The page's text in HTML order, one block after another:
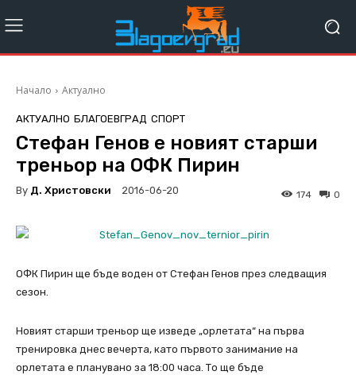
Начало Актуално
АКТУАЛНО БЛАГОЕВГРАД СПОРТ
Стефан Генов е новият старши
треньор на ОФК Пирин
By Д. Христовски 2016-06-20 0
174
ОФК Пирин ще бъде воден от Стефан Генов през следващия
сезон.
Новият старши треньор ще изведе „орлетата“ на първа
тренировка днес вечерта, като първото занимание на
орлетата е планувано за 18:00 часа. То ще бъде